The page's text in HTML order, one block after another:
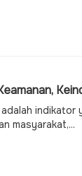
masyarakat,...